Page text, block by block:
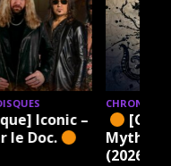
DISQUES
[Chronique]
Cody – Beautiful
Damned (2026) par